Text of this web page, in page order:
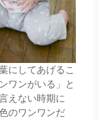
にしてあげるこ
ワンがいる」と
えない時期に
のワンワンだ